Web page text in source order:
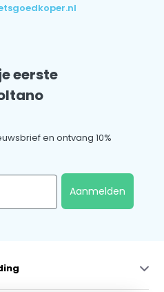
eerste
en ontvang 10%
Aanmelden